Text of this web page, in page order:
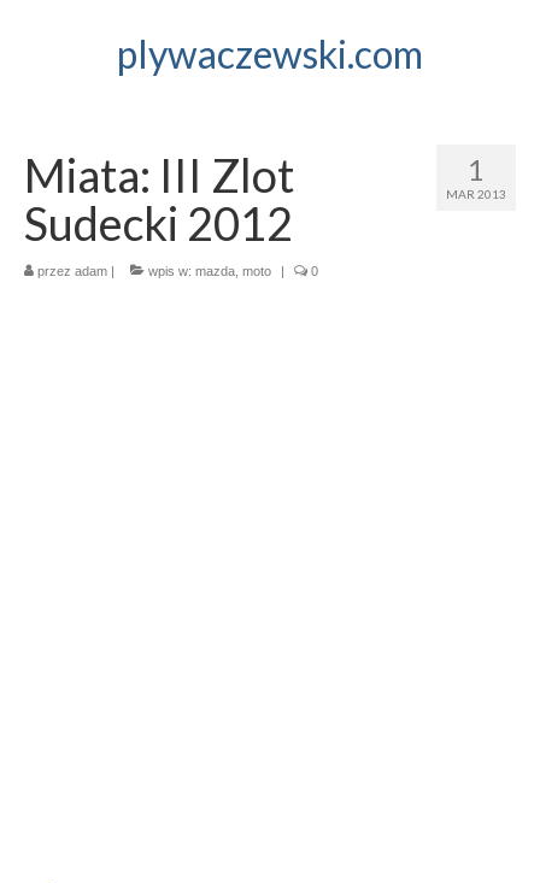
plywaczewski.com
1
MAR 2013
Miata: III Zlot
Sudecki 2012
przez adam | wpis w: mazda moto | 0